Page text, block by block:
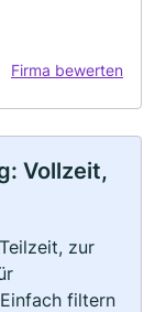
Firma bewerten
Vollzeit,
zur
filtern